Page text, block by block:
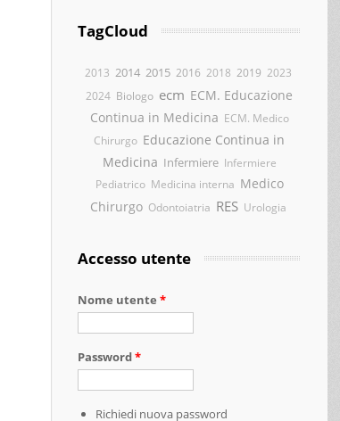
TagCloud
2013 2014 2015 2016 2018 2019 2023
2024 Biologo ecm ECM. Educazione
Continua in Medicina ECM. Medico
Chirurgo Educazione Continua in
Medicina Infermiere Infermiere
Pediatrico Medicina interna Medico
Chirurgo Odontoiatria RES Urologia
Accesso utente
Nome utente *
Password*
Richiedi nuova password